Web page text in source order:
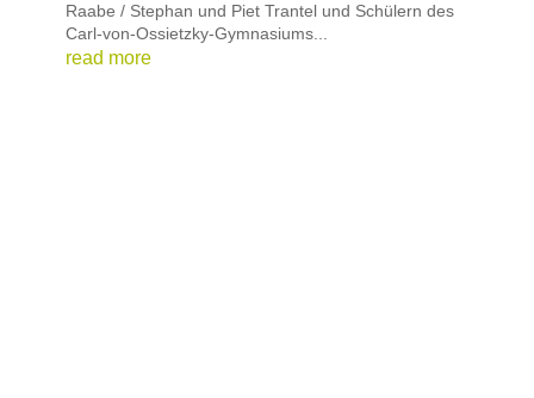
Raabe / Stephan und Piet Trantel und Schülern des
Carl-von-Ossietzky-Gymnasiums...
read more